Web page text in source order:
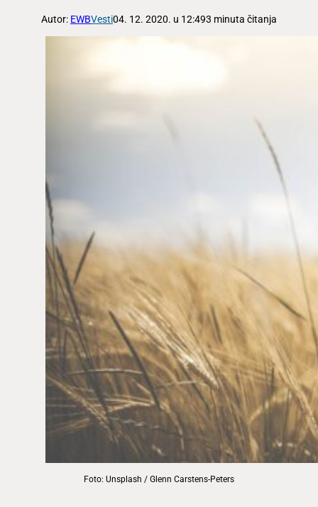
Autor: EWBVesti04. 12. 2020. u 12:493 minuta čitanja
Foto: Unsplash / Glenn Carstens-Peters